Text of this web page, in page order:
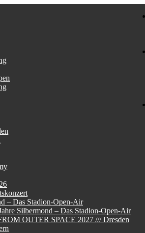
– Das Stadion-Open-Air
Silbermond – Das Stadion-Open-Air
OUTER SPACE 2027 /// Dresden